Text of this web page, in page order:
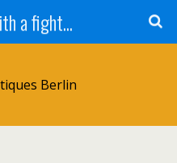
a fight...
Berlin